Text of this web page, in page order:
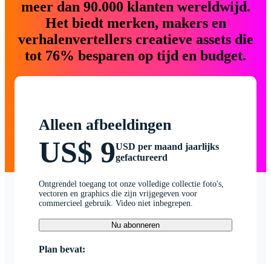
meer dan 90.000 klanten wereldwijd.
Het biedt merken, makers en
verhalenvertellers creatieve assets die
tot 76% besparen op tijd en budget.
Alleen afbeeldingen
US$ 9USD per maand jaarlijks
gefactureerd
Ontgrendel toegang tot onze volledige collectie foto's,
vectoren en graphics die zijn vrijgegeven voor
commercieel gebruik. Video niet inbegrepen.
Nu abonneren
Plan bevat: